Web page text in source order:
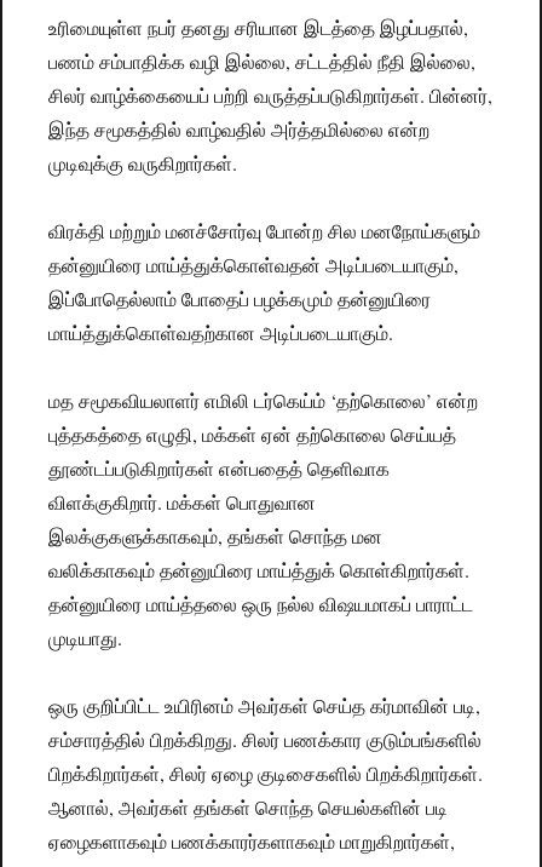
உரிமையுள்ள நபர் தனது சரியான இடத்தை இழப்பதால்,
பணம் சம்பாதிக்க வழி இல்லை, சட்டத்தில் நீதி இல்லை,
சிலர் வாழ்க்கையைப் பற்றி வருத்தப்படுகிறார்கள். பின்னர்,
இந்த சமூகத்தில் வாழ்வதில் அர்த்தமில்லை என்ற
முடிவுக்கு வருகிறார்கள்.
விரக்தி மற்றும் மனச்சோர்வு போன்ற சில மனநோய்களும்
தன்னுயிரை மாய்த்துக்கொள்வதன் அடிப்படையாகும்,
இப்போதெல்லாம் போதைப் பழக்கமும் தன்னுயிரை
மாய்த்துக்கொள்வதற்கான அடிப்படையாகும்.
மத சமூகவியலாளர் எமிலி டர்கெய்ம் ‘தற்கொலை’ என்ற
புத்தகத்தை எழுதி, மக்கள் ஏன் தற்கொலை செய்யத்
தூண்டப்படுகிறார்கள் என்பதைத் தெளிவாக
விளக்குகிறார். மக்கள் பொதுவான
இலக்குகளுக்காகவும், தங்கள் சொந்த மன
வலிக்காகவும் தன்னுயிரை மாய்த்துக் கொள்கிறார்கள்.
தன்னுயிரை மாய்த்தலை ஒரு நல்ல விஷயமாகப் பாராட்ட
முடியாது.
ஒரு குறிப்பிட்ட உயிரினம் அவர்கள் செய்த கர்மாவின் படி,
சம்சாரத்தில் பிறக்கிறது. சிலர் பணக்கார குடும்பங்களில்
பிறக்கிறார்கள், சிலர் ஏழை குடிசைகளில் பிறக்கிறார்கள்.
ஆனால், அவர்கள் தங்கள் சொந்த செயல்களின் படி
ஏழைகளாகவும் பணக்காரர்களாகவும் மாறுகிறார்கள்,